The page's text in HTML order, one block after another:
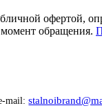
mail:
момент обращения.